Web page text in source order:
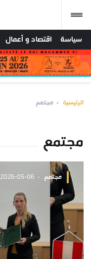
سياسة اقتصاد و أعمال
الرئيسية مجتمع
مجتمع
مجتمع 2026-05-06 17:25:39